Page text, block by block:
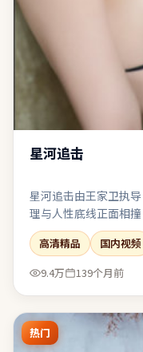
星河追击
星河追击由王家卫执
理与人性底线正面相
化还原时代质感，让
达欲之间取得了相对稳
高清精品
国内视频
9.4万
139个月前
热门